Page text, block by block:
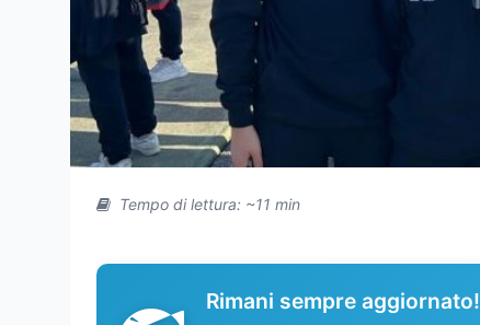
Tempo di lettura: ~11 min
Rimani sempre aggiornato!